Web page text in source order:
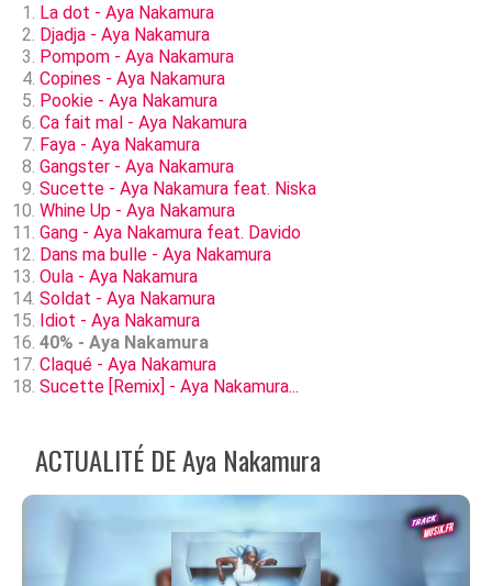
La dot - Aya Nakamura
Djadja - Aya Nakamura
Pompom - Aya Nakamura
Copines - Aya Nakamura
Pookie - Aya Nakamura
Ca fait mal - Aya Nakamura
Faya - Aya Nakamura
Gangster - Aya Nakamura
Sucette - Aya Nakamura feat. Niska
Whine Up - Aya Nakamura
Gang - Aya Nakamura feat. Davido
Dans ma bulle - Aya Nakamura
Oula - Aya Nakamura
Soldat - Aya Nakamura
Idiot - Aya Nakamura
40% - Aya Nakamura
Claqué - Aya Nakamura
Sucette [Remix] - Aya Nakamura...
ACTUALITÉ DE Aya Nakamura